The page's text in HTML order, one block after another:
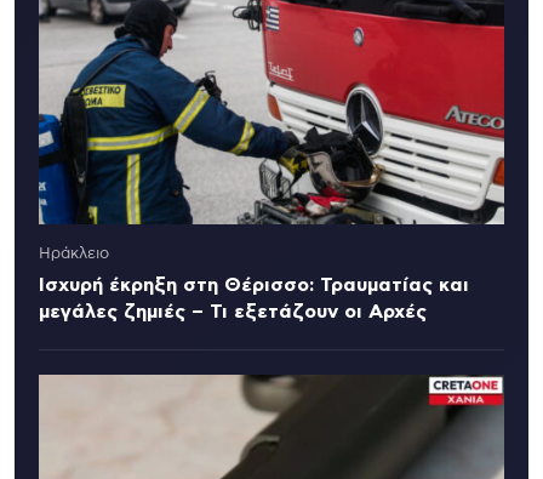
Ηράκλειο
Ισχυρή έκρηξη στη Θέρισσο: Τραυματίας και
μεγάλες ζημιές – Τι εξετάζουν οι Αρχές